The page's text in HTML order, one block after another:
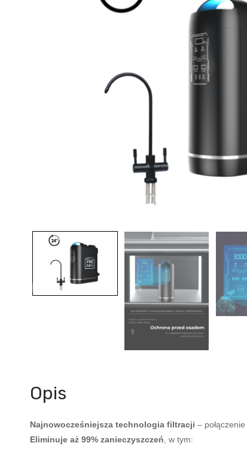
Opis
Najnowocześniejsza technologia filtracji – połączenie
Eliminuje aż 99% zanieczyszczeń, w tym: